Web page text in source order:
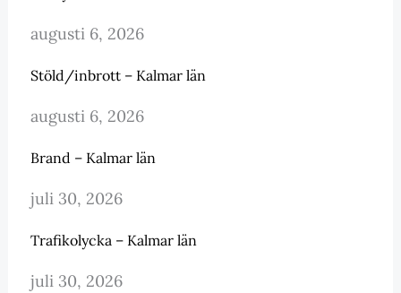
augusti 6, 2026
Stöld/inbrott – Kalmar län
augusti 6, 2026
Brand – Kalmar län
juli 30, 2026
Trafikolycka – Kalmar län
juli 30, 2026